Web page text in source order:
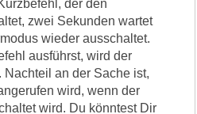
der den
zwei Sekunden wartet
wieder ausschaltet.
ausführst, wird der
Nachteil an der Sache ist,
wird, wenn der
wird. Du könntest Dir